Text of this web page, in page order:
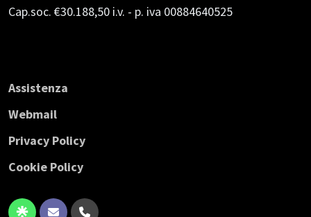
Cap.soc. €30.188,50 i.v. - p. iva 00884640525
Assistenza
Webmail
Privacy Policy
Cookie Policy